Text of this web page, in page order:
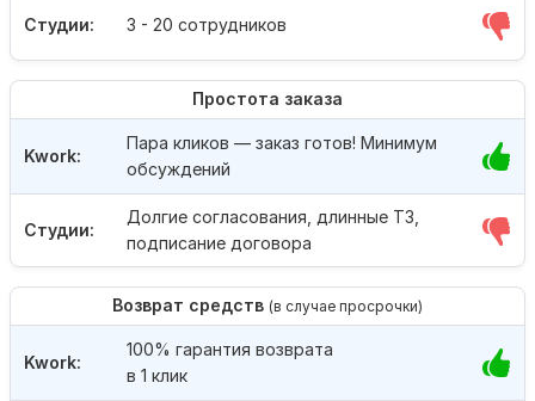
Студии: 3 - 20 сотрудников
Простота заказа
Студии:
Долгие согласования, длинные ТЗ,
подписание договора
Kwork:
Пара кликов — заказ готов! Минимум
обсуждений
Возврат средств (в случае просрочки)
Kwork:
100% гарантия возврата
в 1 клик